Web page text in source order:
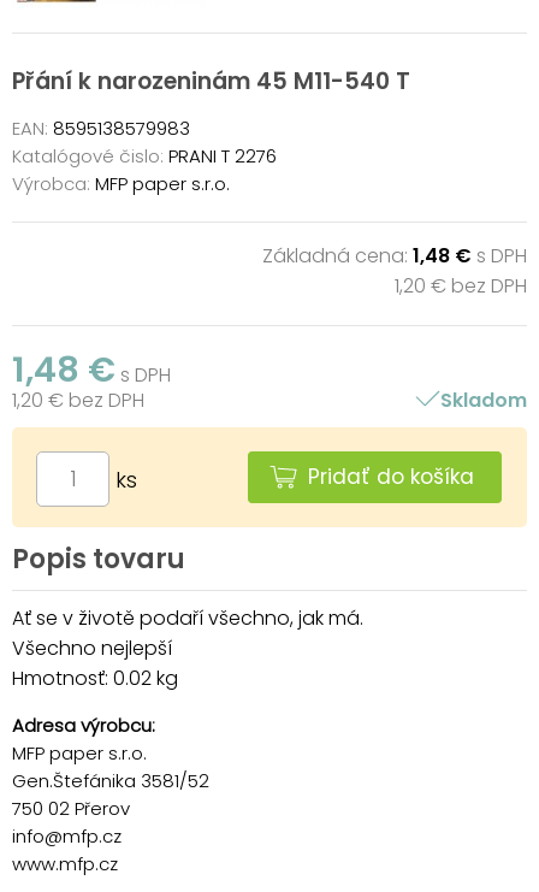
Přání k narozeninám 45 M11-540 T
EAN: 8595138579983
Katalógové čislo: PRANI T 2276
Výrobca: MFP paper s.r.o.
Základná cena: 1,48 € s DPH
1,20 € bez DPH
1,48 € s DPH
1,20 € bez DPH
Skladom
ks Pridať do košíka
Popis tovaru
Ať se v životě podaří všechno, jak má.
Všechno nejlepší
Hmotnosť: 0.02 kg
Adresa výrobcu:
MFP paper s.r.o.
Gen.Štefánika 3581/52
750 02 Přerov
info@mfp.cz
www.mfp.cz